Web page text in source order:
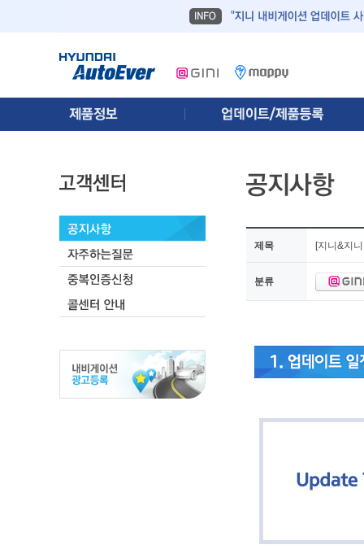
제목 [지니&지
분류